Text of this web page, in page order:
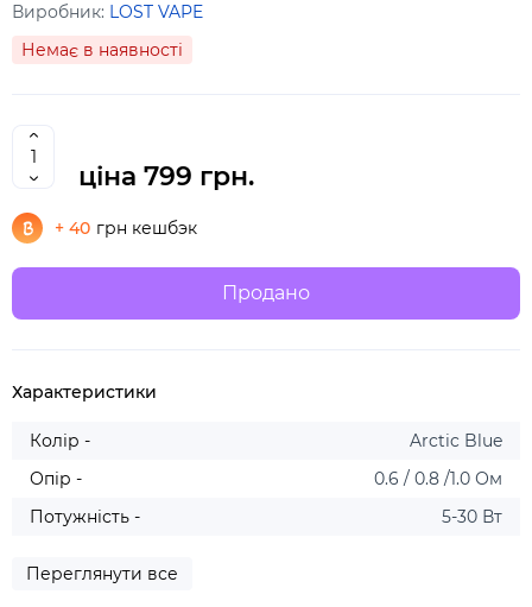
Виробник: LOST VAPE
Немає в наявності
ціна 799 грн.
+ 40 грн кешбэк
Продано
Характеристики
Колір -
Arctic Blue
Опір -
0.6 / 0.8 /1.0 Ом
Потужність -
5-30 Вт
Переглянути все